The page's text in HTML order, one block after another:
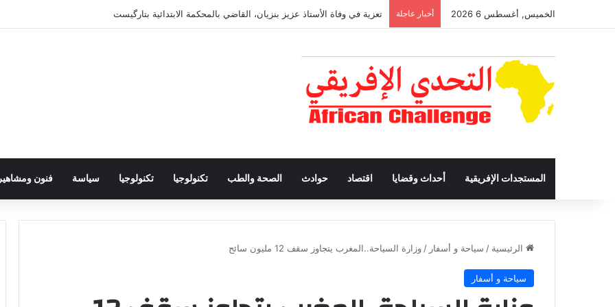
الخميس, أغسطس 6 2026 أخبار عاجلة تعزية في وفاة الأستاذ عزيز بنزيان، القاضي بالمحكمة الابتدائية بتارگيست
المستجدات الإفريقية أحداث وقضايا اقتصاد حوادث الصحة والطب تكنولوجيا تكنولوجيا سياسة فنون ومشاهير
الرئيسية / سياحة و أسفار / وزارة السياحة..المغرب يتجاوز سقف 12 مليون سائح
سياحة و أسفار